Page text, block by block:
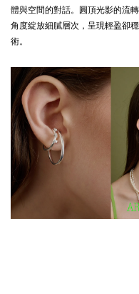
體與空間的對話。圓頂光影的流
角度綻放細膩層次，呈現輕盈卻
術。